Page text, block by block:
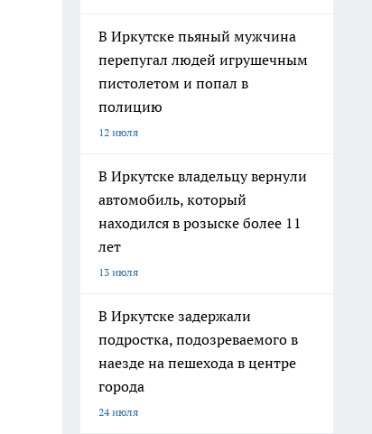
В Иркутске пьяный мужчина
перепугал людей игрушечным
пистолетом и попал в
полицию
12 июля
В Иркутске владельцу вернули
автомобиль, который
находился в розыске более 11
лет
13 июля
В Иркутске задержали
подростка, подозреваемого в
наезде на пешехода в центре
города
24 июля